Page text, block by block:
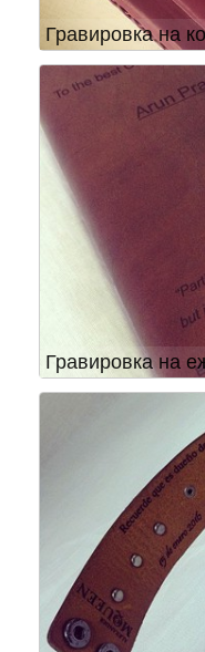
Гравировка на
Гравировка на